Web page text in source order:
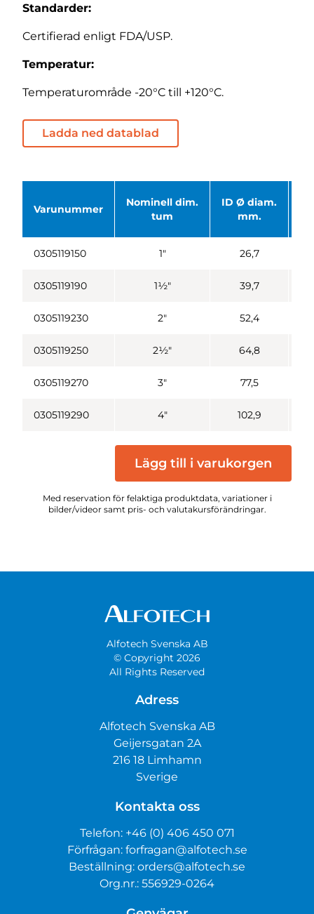
Standarder:
Certifierad enligt FDA/USP.
Temperatur:
Temperaturområde -20°C till +120°C.
Ladda ned datablad
Varunummer
Nominell dim.
tum
ID Ø diam.
mm.
0305119150 1" 26,7
0305119190 1½" 39,7
0305119230 2" 52,4
0305119250 2½" 64,8
0305119270 3" 77,5
0305119290 4" 102,9
Lägg till i varukorgen
Med reservation för felaktiga produktdata, variationer i
bilder/videor samt pris- och valutakursförändringar.
Alfotech Svenska AB
© Copyright 2026
All Rights Reserved
Adress
Alfotech Svenska AB
Geijersgatan 2A
216 18 Limhamn
Sverige
Kontakta oss
Telefon: +46 (0) 406 450 071
Förfrågan: forfragan@alfotech.se
Beställning: orders@alfotech.se
Org.nr.: 556929-0264